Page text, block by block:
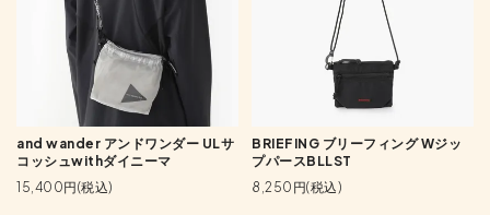
and wander アンドワンダー ULサ
コッシュwithダイニーマ
15,400円(税込)
BRIEFING ブリーフィング Wジッ
プパースBLLST
8,250円(税込)